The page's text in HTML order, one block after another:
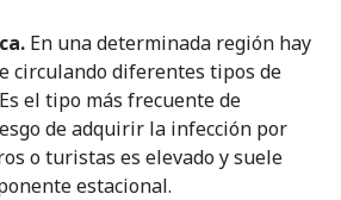
En una determinada región hay
circulando diferentes tipos de
el tipo más frecuente de
de adquirir la infección por
o turistas es elevado y suele
estacional.